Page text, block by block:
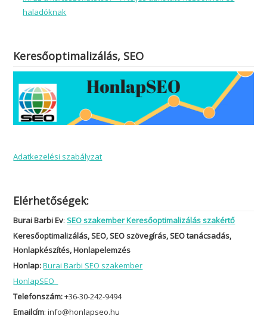
haladóknak
Keresőoptimalizálás, SEO
Adatkezelési szabályzat
Elérhetőségek:
Burai Barbi Ev:SEO szakember Keresőoptimalizálás szakértő
Keresőoptimalizálás, SEO, SEO szövegírás, SEO tanácsadás,
Honlapkészítés, Honlapelemzés
Honlap:Burai Barbi SEO szakember
HonlapSEO
Telefonszám:+36-30-242-9494
Emailcím: info@honlapseo.hu